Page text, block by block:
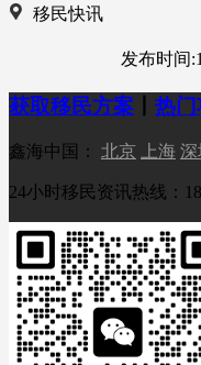
移民快讯
发布时间
获取移民方案 热门
鑫海中国： 北京 上海 深
24小时移民资讯热线：